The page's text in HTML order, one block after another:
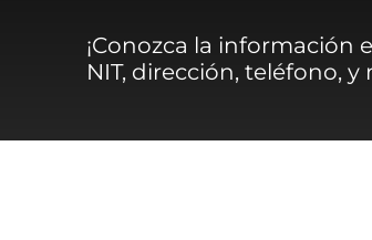
¡Conozca la información
NIT, dirección, teléfono,